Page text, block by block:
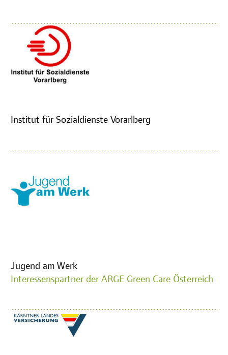
Institut für Sozialdienste Vorarlberg
Jugend am Werk
Interessenspartner der ARGE Green Care Österreich